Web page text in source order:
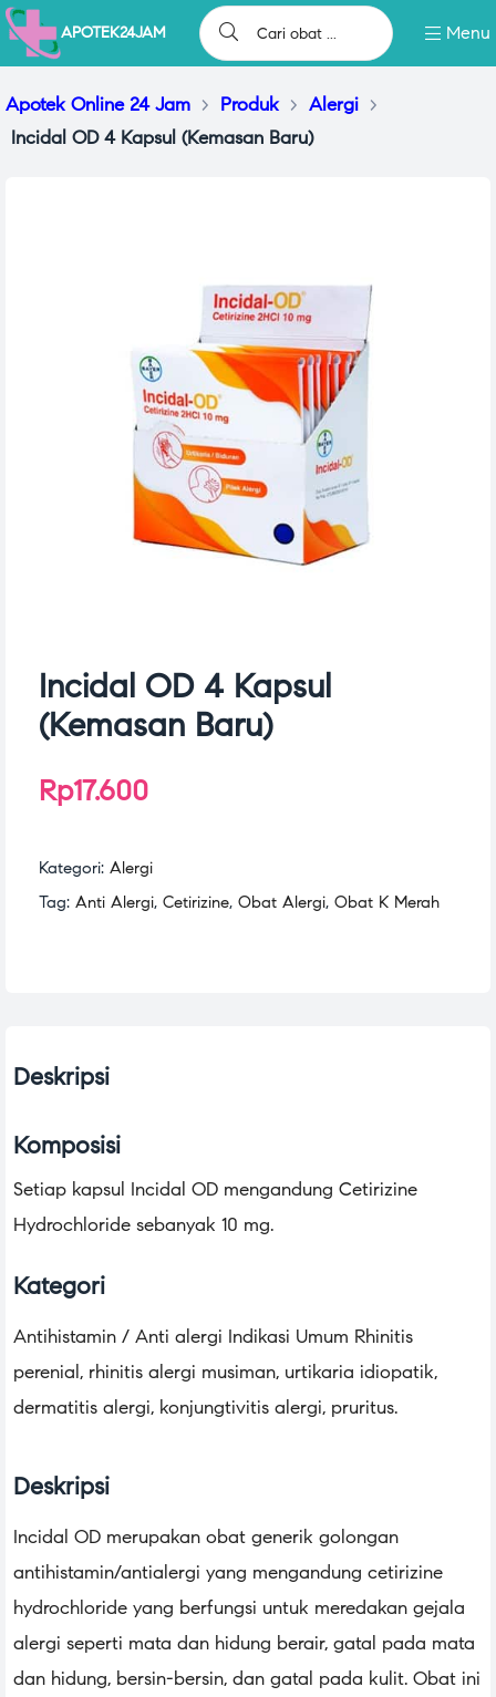
APOTEK24JAM Menu
Apotek Online 24 Jam > Produk > Alergi >
Incidal OD 4 Kapsul (Kemasan Baru)
Incidal OD 4 Kapsul
(Kemasan Baru)
Rp17.600
Kategori: Alergi
Tag: Anti Alergi, Cetirizine, Obat Alergi, Obat K Merah
Deskripsi
Komposisi
Setiap kapsul Incidal OD mengandung Cetirizine
Hydrochloride sebanyak 10 mg.
Kategori
Antihistamin / Anti alergi Indikasi Umum Rhinitis
perenial, rhinitis alergi musiman, urtikaria idiopatik,
dermatitis alergi, konjungtivitis alergi, pruritus.
Deskripsi
Incidal OD merupakan obat generik golongan
antihistamin/antialergi yang mengandung cetirizine
hydrochloride yang berfungsi untuk meredakan gejala
alergi seperti mata dan hidung berair, gatal pada mata
dan hidung, bersin-bersin, dan gatal pada kulit. Obat ini